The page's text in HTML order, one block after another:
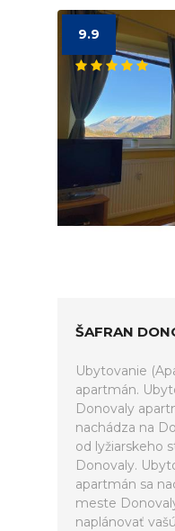
9.9
ŠAFRAN
Ubytovanie
apartmán.
Donovaly
nachádza na
od lyžiarskeho
Donovaly.
apartmán sa
meste
naplánovať